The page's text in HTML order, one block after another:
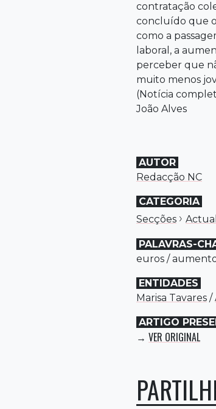
contratação
concluído que
como a
laboral, a
perceber que
muito menos
(Notícia
João Alves
AUTOR
Redacção NC
CATEGORIA
Secções ›
PALAVRAS-
euros /
ENTIDADES
Marisa Tavares /
ARTIGO
→ VER ORIGINAL